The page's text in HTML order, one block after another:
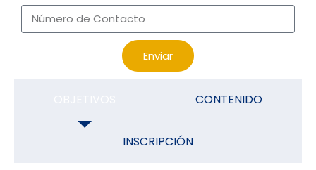
Enviar
CONTENIDO
INSCRIPCIÓN